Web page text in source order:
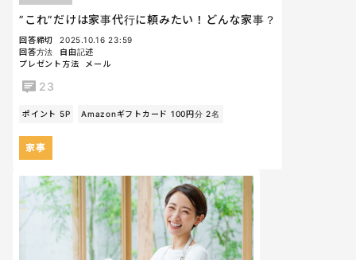
”これ”だけは家事代行に頼みたい！どんな家事？
回答締切
2025.10.16 23:59
回答方法
自由記述
プレゼント方法
メール
23
ポイント 5P Amazonギフトカード 100円分 2名
家事